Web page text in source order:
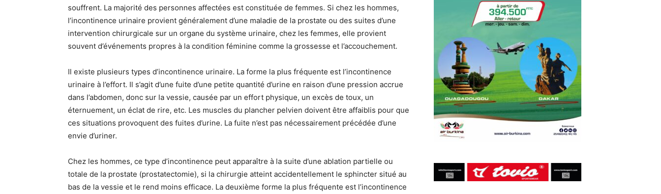
souffrent. La majorité des personnes affectées est constituée de femmes. Si chez les hommes,
l’incontinence urinaire provient généralement d’une maladie de la prostate ou des suites d’une
intervention chirurgicale sur un organe du système urinaire, chez les femmes, elle provient
souvent d’événements propres à la condition féminine comme la grossesse et l’accouchement.
Il existe plusieurs types d’incontinence urinaire. La forme la plus fréquente est l’incontinence
urinaire à l’effort. Il s’agit d’une fuite d’une petite quantité d’urine en raison d’une pression accrue
dans l’abdomen, donc sur la vessie, causée par un effort physique, un excès de toux, un
éternuement, un éclat de rire, etc. Les muscles du plancher pelvien doivent être affaiblis pour que
ces situations provoquent des fuites d’urine. La fuite n’est pas nécessairement précédée d’une
envie d’uriner.
Chez les hommes, ce type d’incontinence peut apparaître à la suite d’une ablation partielle ou
totale de la prostate (prostatectomie), si la chirurgie atteint accidentellement le sphincter situé au
bas de la vessie et le rend moins efficace. La deuxième forme la plus fréquente est l’incontinence